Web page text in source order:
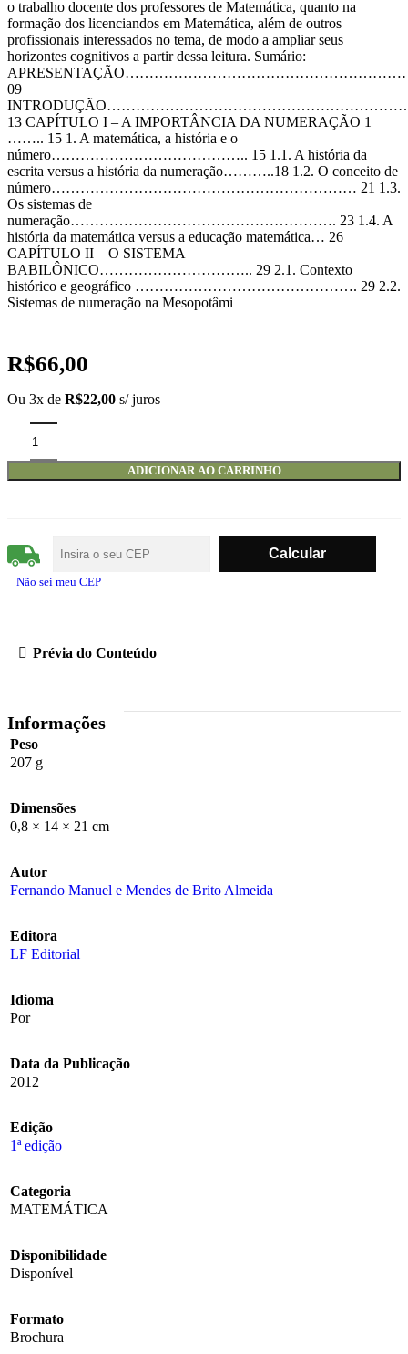
o trabalho docente dos professores de Matemática, quanto na
formação dos licenciandos em Matemática, além de outros
profissionais interessados no tema, de modo a ampliar seus
horizontes cognitivos a partir dessa leitura. Sumário:
09
13 CAPÍTULO I – A IMPORTÂNCIA DA NUMERAÇÃO 1
…….. 15 1. A matemática, a história e o
número………………………………….. 15 1.1. A história da
escrita versus a história da numeração………..18 1.2. O conceito de
número……………………………………………………… 21 1.3.
Os sistemas de
numeração………………………………………………. 23 1.4. A
história da matemática versus a educação matemática… 26
CAPÍTULO II – O SISTEMA
BABILÔNICO………………………….. 29 2.1. Contexto
histórico e geográfico ………………………………………. 29 2.2.
Sistemas de numeração na Mesopotâmi
R$66,00
Ou 3x de R$22,00 s/ juros
ADICIONAR AO CARRINHO
Não sei meu CEP
Prévia do Conteúdo
Informações
Peso
207 g
Dimensões
0,8 × 14 × 21 cm
Autor
Fernando Manuel e Mendes de Brito Almeida
Editora
LF Editorial
Idioma
Por
Data da Publicação
2012
Edição
1ª edição
Categoria
MATEMÁTICA
Disponibilidade
Disponível
Formato
Brochura